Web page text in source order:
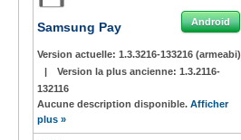
Samsung Pay Android
Version actuelle: 1.3.3216-133216 (armeabi)
|
Version la plus ancienne: 1.3.2116-
132116
Aucune description disponible. Afficher
plus »